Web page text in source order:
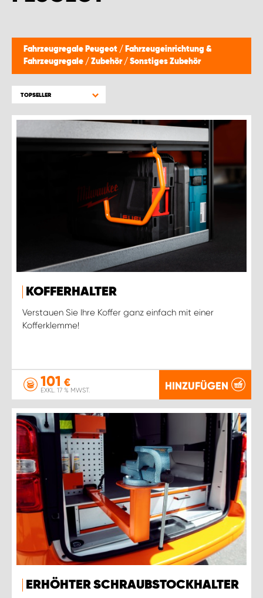
Fahrzeugregale Peugeot / Fahrzeugeinrichtung &
Fahrzeugregale / Zubehör / Sonstiges Zubehör
TOPSELLER
KOFFERHALTER
Verstauen Sie Ihre Koffer ganz einfach mit einer
Kofferklemme!
101 €
EXKL. 17 % MWST. HINZUFÜGEN
ERHÖHTER SCHRAUBSTOCKHALTER